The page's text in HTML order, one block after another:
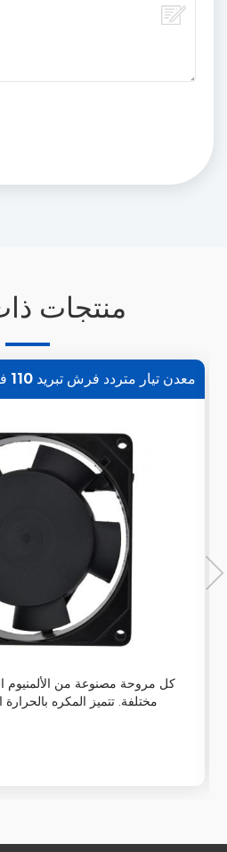
منتجات
كل مروحة مصنوعة من الألمنيوم
مختلفة. تتميز المكره بالحرارة